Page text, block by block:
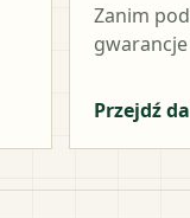
Zanim
Przejdź